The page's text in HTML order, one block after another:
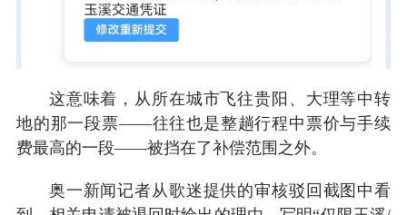
这意味着，从所在城市飞往贵阳、大理等中转
地的那一段票——往往也是整趟行程中票价与手续
费最高的一段——被挡在了补偿范围之外。
奥一新闻记者从歌迷提供的审核驳回截图中看